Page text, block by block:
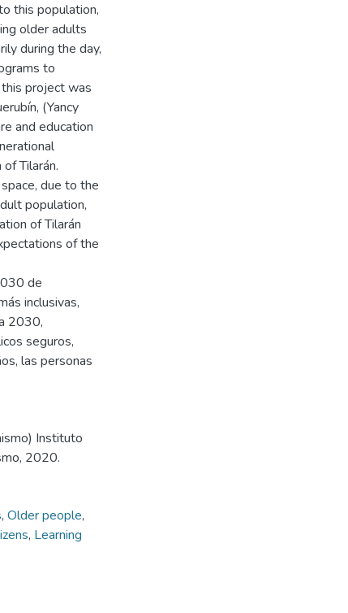
this population,
older adults
during the day,
to
project was
(Yancy
and education
Tilarán.
due to the
population,
of Tilarán
of the
de
inclusivas,
2030,
seguros,
las personas
Instituto
2020.
, Older people,
, Learning